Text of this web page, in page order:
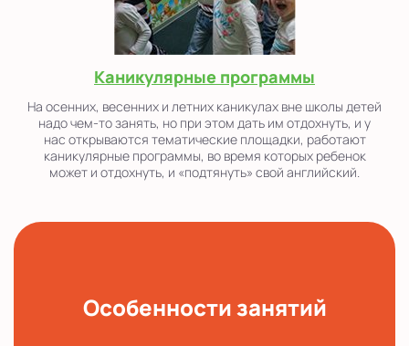
Каникулярные программы
На осенних, весенних и летних каникулах вне школы детей
надо чем-то занять, но при этом дать им отдохнуть, и у
нас открываются тематические площадки, работают
каникулярные программы, во время которых ребенок
может и отдохнуть, и «подтянуть» свой английский.
Особенности занятий